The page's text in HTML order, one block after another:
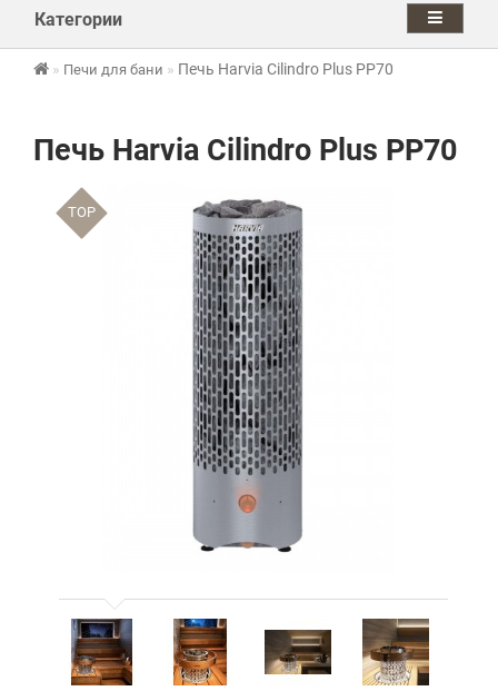
Категории
Печи для бани Печь Harvia Cilindro Plus PP70
Печь Harvia Cilindro Plus PP70
TOP